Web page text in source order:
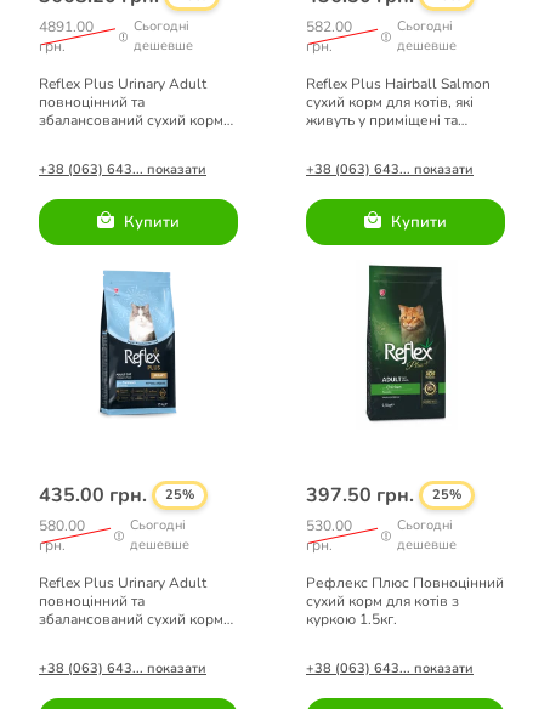
4891.00
грн.
Сьогодні
дешевше
Reflex Plus Urinary Adult
повноцінний та
збалансований сухий корм
+38 (063) 643... показати
Купити
582.00
грн.
Сьогодні
дешевше
Reflex Plus Hairball Salmon
сухий корм для котів, які
живуть у приміщені та
+38 (063) 643... показати
Купити
435.00 грн. 25%
580.00
грн.
Сьогодні
дешевше
Reflex Plus Urinary Adult
повноцінний та
збалансований сухий корм
+38 (063) 643... показати
397.50 грн. 25%
530.00
грн.
Сьогодні
дешевше
Рефлекс Плюс Повноцінний
сухий корм для котів з
куркою 1.5кг.
+38 (063) 643... показати